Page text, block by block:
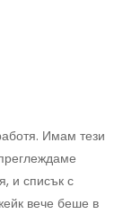
Имам тези
и списък с
вече беше в